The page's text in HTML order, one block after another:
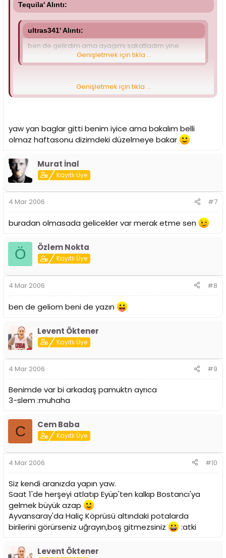
Tequila' Alıntı:
ultras341' Alıntı:
ben de gelirdim ama ayagımı sakatladım yine
zorlar beni oynayamam..Genişletmek için tıkla ...
Olsn X'inde dizi sakat ama basketbol aşkına geliyor
Genişletmek için tıkla ...
yaw yan baglar gitti benim iyice ama bakalım belli
olmaz haftasonu dizimdeki düzelmeye bakar
Murat İnal
Kayıtlı Üye
4 Mar 2006 #7
buradan olmasada gelicekler var merak etme sen
Ö Özlem Nokta
Kayıtlı Üye
4 Mar 2006 #8
ben de geliom beni de yazın
Levent Öktener
Kayıtlı Üye
4 Mar 2006 #9
Benimde var bi arkadaş pamuktn ayrıca
3-slem :muhaha
C Cem Baba
Kayıtlı Üye
4 Mar 2006 #10
Siz kendi aranızda yapın yaw.
Saat 1'de herşeyi atlatıp Eyüp'ten kalkıp Bostancı'ya
gelmek büyük azap
Ayvansaray'da Haliç Köprüsü altındaki potalarda
birilerini görürseniz uğrayın,boş gitmezsiniz
:atki
Levent Öktener